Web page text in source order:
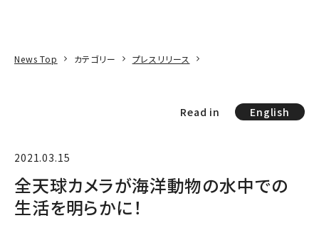
News Top カテゴリー プレスリリース
Read in English
2021.03.15
全天球カメラが海洋動物の水中での
生活を明らかに！